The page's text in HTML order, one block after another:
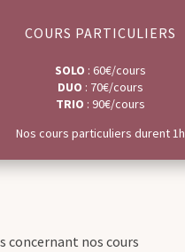
COURS PARTICULIERS
SOLO : 60€/cours
DUO : 70€/cours
TRIO : 90€/cours
Nos cours particuliers durent 1h
concernant nos cours